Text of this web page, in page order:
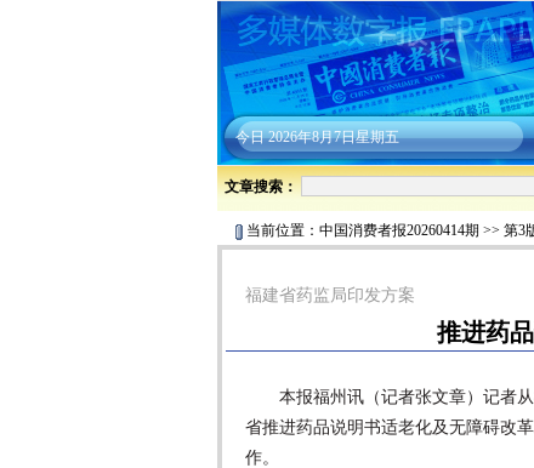
今日2026年8月7日星期五
文章搜索：
当前位置： 中国消费者报20260414期 >> 第3
福建省药监局印发方案
推进药
本报福州讯（记者张文章）记者从
省推进药品说明书适老化及无障碍改
作。